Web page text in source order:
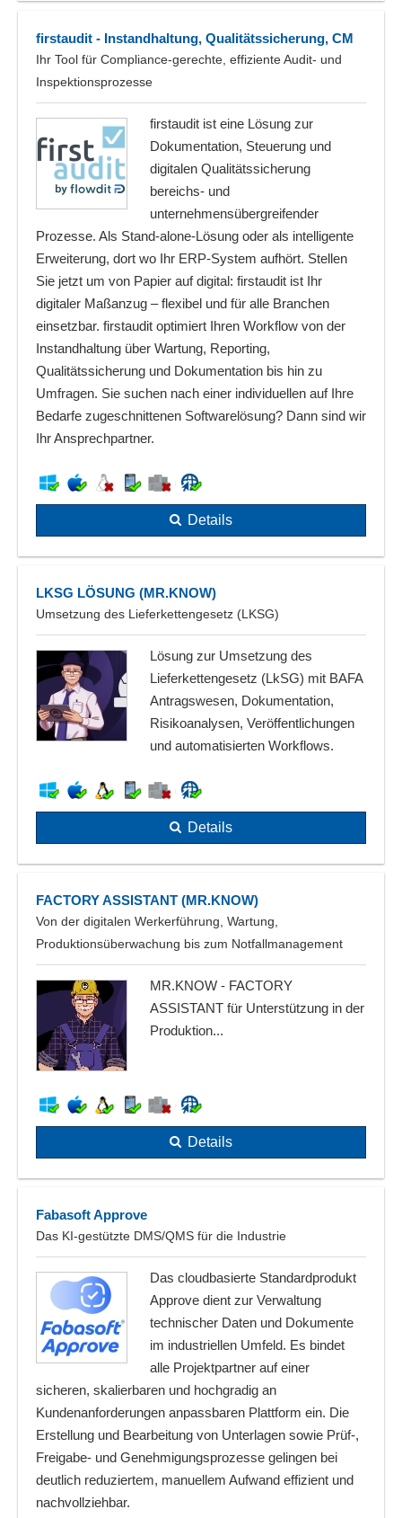
firstaudit - Instandhaltung, Qualitätssicherung, CM
Ihr Tool für Compliance-gerechte, effiziente Audit- und
Inspektionsprozesse
firstaudit ist eine Lösung zur
Dokumentation, Steuerung und
digitalen Qualitätssicherung
bereichs- und
unternehmensübergreifender
Prozesse. Als Stand-alone-Lösung oder als intelligente
Erweiterung, dort wo Ihr ERP-System aufhört. Stellen
Sie jetzt um von Papier auf digital: firstaudit ist Ihr
digitaler Maßanzug – flexibel und für alle Branchen
einsetzbar. firstaudit optimiert Ihren Workflow von der
Instandhaltung über Wartung, Reporting,
Qualitätssicherung und Dokumentation bis hin zu
Umfragen. Sie suchen nach einer individuellen auf Ihre
Bedarfe zugeschnittenen Softwarelösung? Dann sind wir
Ihr Ansprechpartner.
Details
LKSG LÖSUNG (MR.KNOW)
Umsetzung des Lieferkettengesetz (LKSG)
Lösung zur Umsetzung des
Lieferkettengesetz (LkSG) mit BAFA
Antragswesen, Dokumentation,
Risikoanalysen, Veröffentlichungen
und automatisierten Workflows.
Details
FACTORY ASSISTANT (MR.KNOW)
Von der digitalen Werkerführung, Wartung,
Produktionsüberwachung bis zum Notfallmanagement
MR.KNOW - FACTORY
ASSISTANT für Unterstützung in der
Produktion...
Details
Fabasoft Approve
Das KI-gestützte DMS/QMS für die Industrie
Das cloudbasierte Standardprodukt
Approve dient zur Verwaltung
technischer Daten und Dokumente
im industriellen Umfeld. Es bindet
alle Projektpartner auf einer
sicheren, skalierbaren und hochgradig an
Kundenanforderungen anpassbaren Plattform ein. Die
Erstellung und Bearbeitung von Unterlagen sowie Prüf-,
Freigabe- und Genehmigungsprozesse gelingen bei
deutlich reduziertem, manuellem Aufwand effizient und
nachvollziehbar.